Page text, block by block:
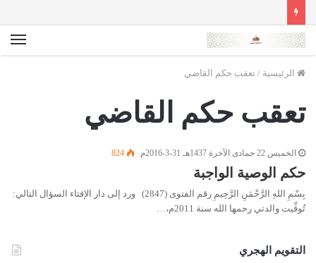
الرئيسية / تعقب حكم القاضي
تعقب حكم القاضي
الخميس 22 جمادى الآخرة 1437هـ 31-3-2016م 824
حكم الوصية الواجبة
بِسْمِ اللهِ الرَّحْمَنِ الرَّحِيمِ رقم الفتوى (2847) ورد إلى دار الإفتاء السؤال التالي:
تُوفِّيت والدتي رحمها الله سنة 2011م،…
التقويم الهجري